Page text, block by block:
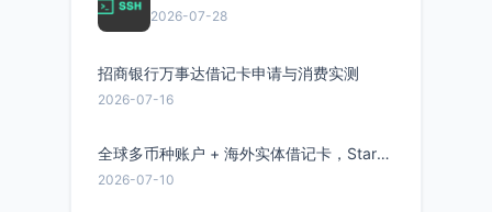
2026-07-28
招商银行万事达借记卡申请与消费实测
2026-07-16
全球多币种账户 + 海外实体借记卡，Starryblu开户教程与注意事项
2026-07-10